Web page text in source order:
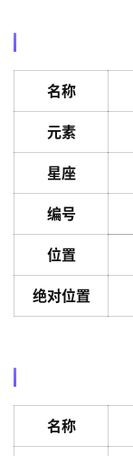
名称
元素
星座
编号
位置
绝对位置
名称